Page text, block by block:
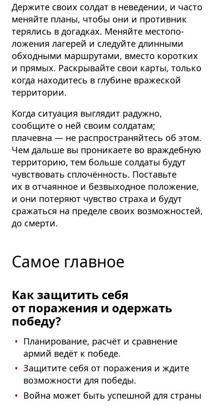
Держите своих солдат в неведении, и часто
меняйте планы, чтобы они и противник
терялись в догадках. Меняйте местопо­
ложения лагерей и следуйте длинными
обходными маршрутами, вместо коротких
и прямых. Раскрывайте свои карты, только
когда находитесь в глубине вражеской
территории.
Когда ситуация выглядит радужно,
сообщите о ней своим солдатам;
плачевна — не распростра­няйтесь об этом.
Чем дальше вы проникаете во враждебную
территорию, тем больше солдаты будут
чувствовать сплочённость. Поставьте
их в отчаянное и безвыходное положение,
и они потеряют чувство страха и будут
сражаться на пределе своих возможностей,
до смерти.
Самое главное
Как защитить себя
от поражения и одержать
победу?
Планирование, расчёт и сравнение
армий ведёт к победе.
Защитите себя от поражения и ждите
возможности для победы.
Война может быть успешной для страны